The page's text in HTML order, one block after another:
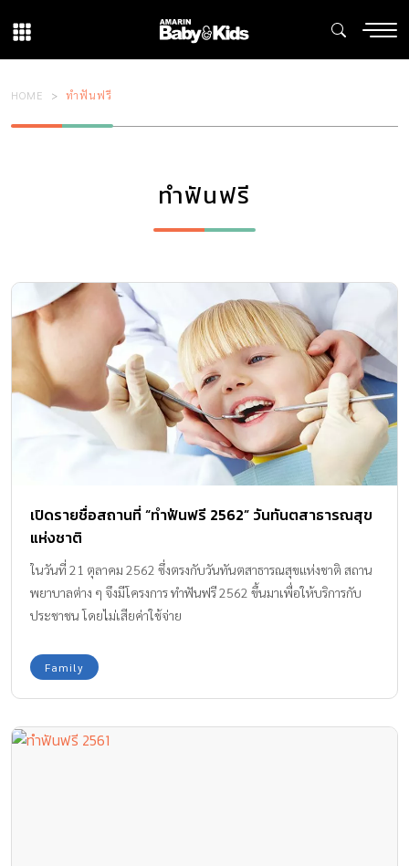
HOME ทำฟันฟรี
ทำฟันฟรี
เปิดรายชื่อสถานที่ “ทำฟันฟรี 2562” วันทันตสาธารณสุข
แห่งชาติ
ในวันที่ 21 ตุลาคม 2562 ซึ่งตรงกับวันทันตสาธารณสุขแห่งชาติ สถาน
พยาบาลต่าง ๆ จึงมีโครงการ ทำฟันฟรี 2562 ขึ้นมาเพื่อให้บริการกับ
ประชาชน โดยไม่เสียค่าใช้จ่าย
Family